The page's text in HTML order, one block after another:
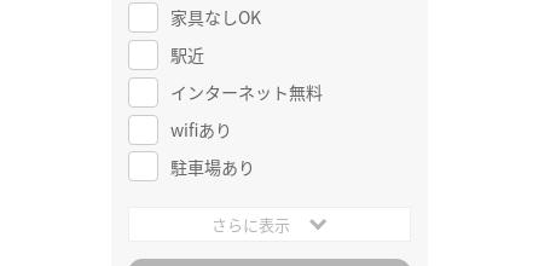
家具なしOK
駅近
インターネット無料
wifiあり
駐車場あり
さらに表示